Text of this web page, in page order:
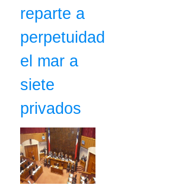
reparte a
perpetuidad
el mar a
siete
privados